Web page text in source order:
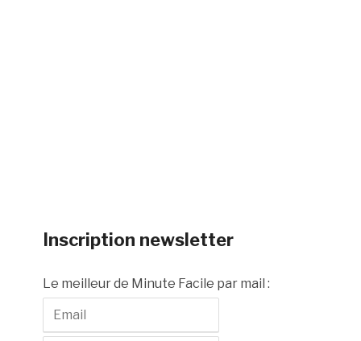
Inscription newsletter
Le meilleur de Minute Facile par mail :